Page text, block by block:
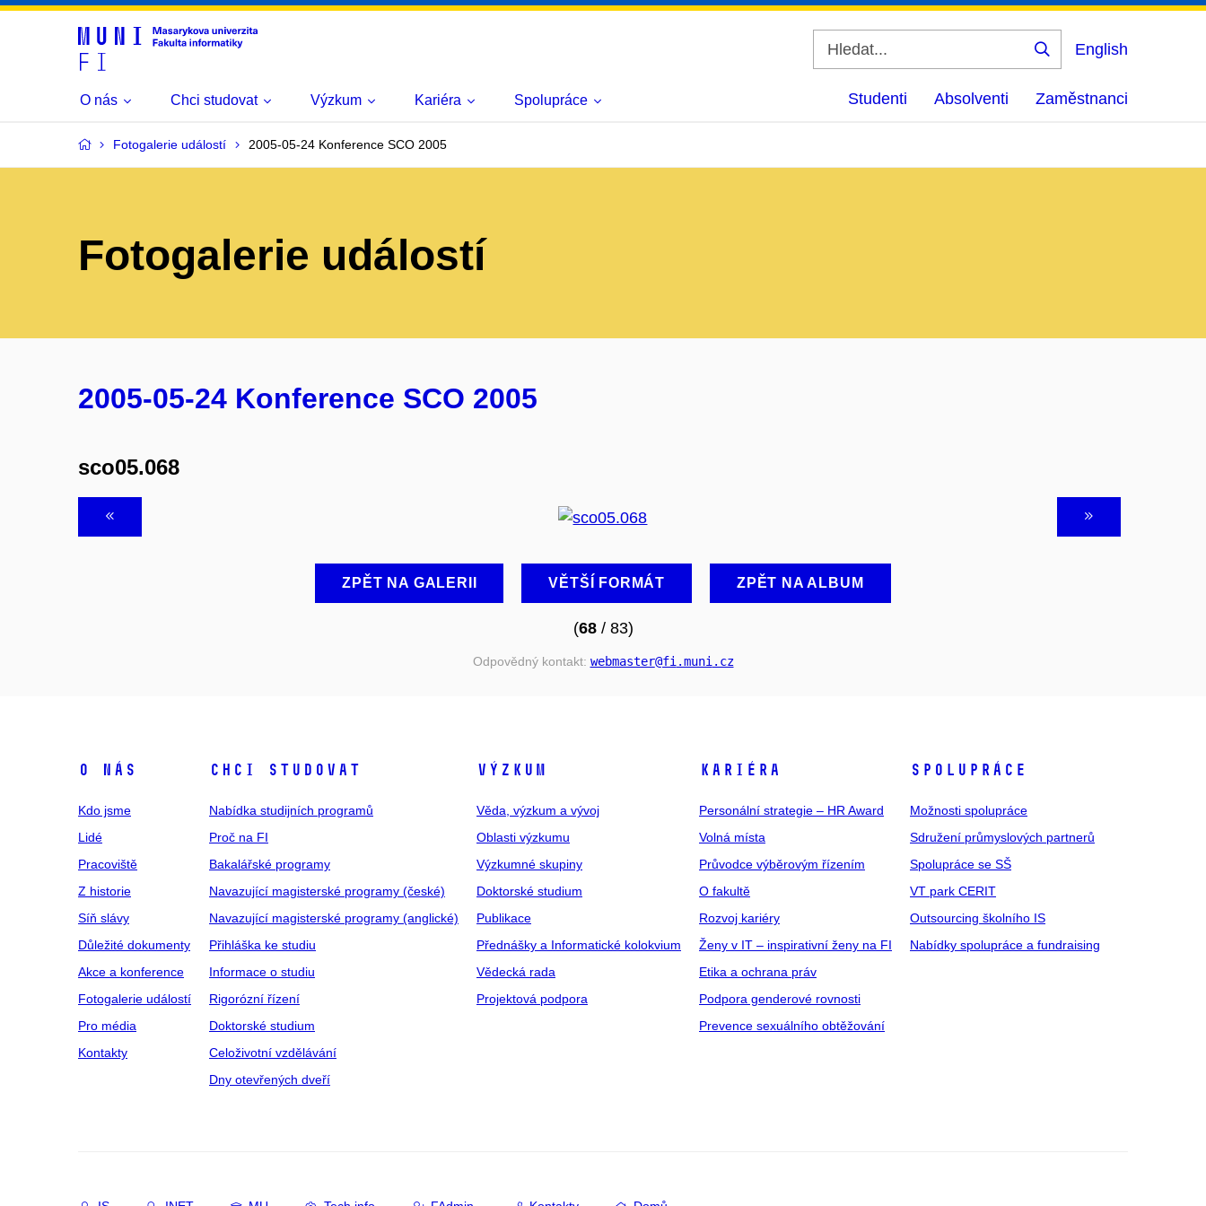
Vyhledat
English
O nás Chci studovat Výzkum Kariéra Spolupráce Studenti Absolventi Zaměstnanci
Fotogalerie událostí 2005-05-24 Konference SCO 2005
Fotogalerie událostí
2005-05-24 Konference SCO 2005
sco05.068
ZPĚT NA GALERII VĚTŠÍ FORMÁT ZPĚT NA ALBUM
(68/ 83)
Odpovědný kontakt: webmaster@fi .muni .cz
O NÁS
Kdo jsme
Lidé
Pracoviště
Z historie
Síň slávy
Důležité dokumenty
Akce a konference
Fotogalerie událostí
Pro média
Kontakty
CHCI STUDOVAT
Nabídka studijních programů
Proč na FI
Bakalářské programy
Navazující magisterské programy (české)
Navazující magisterské programy (anglické)
Přihláška ke studiu
Informace o studiu
Rigorózní řízení
Doktorské studium
Celoživotní vzdělávání
Dny otevřených dveří
VÝZKUM
Věda, výzkum a vývoj
Oblasti výzkumu
Výzkumné skupiny
Doktorské studium
Publikace
Přednášky a Informatické kolokvium
Vědecká rada
Projektová podpora
KARIÉRA
Personální strategie – HR Award
Volná místa
Průvodce výběrovým řízením
O fakultě
Rozvoj kariéry
Ženy v IT – inspirativní ženy na FI
Etika a ochrana práv
Podpora genderové rovnosti
Prevence sexuálního obtěžování
SPOLUPRÁCE
Možnosti spolupráce
Sdružení průmyslových partnerů
Spolupráce se SŠ
VT park CERIT
Outsourcing školního IS
Nabídky spolupráce a fundraising